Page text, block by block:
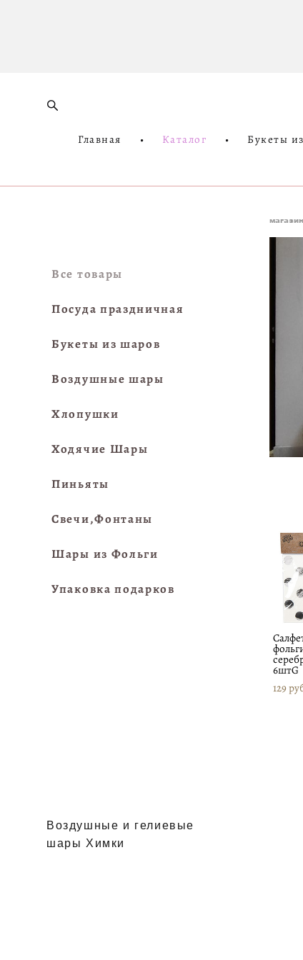
Главная • Каталог • Букеты
Все товары
Посуда праздничная
Букеты из шаров
Воздушные шары
Хлопушки
Ходячие Шары
Пиньяты
Свечи,Фонтаны
Шары из Фольги
Упаковка подарков
магазин
6штG
129
Воздушные и гелиевые
шары Химки